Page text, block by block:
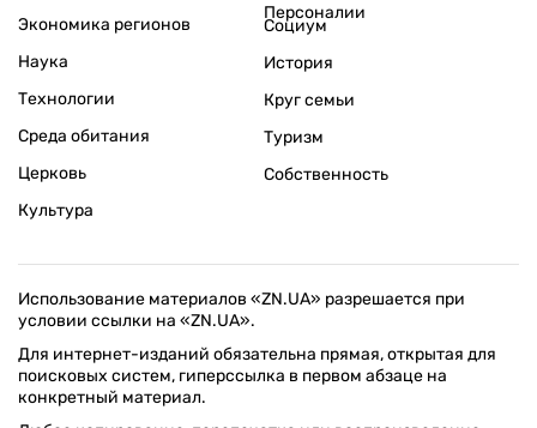
Экономика регионов
Персоналии
Наука
Технологии
Среда обитания
Церковь
Культура
Социум
История
Круг семьи
Туризм
Собственность
Использование материалов «ZN.UA» разрешается при
условии ссылки на «ZN.UA».
Для интернет-изданий обязательна прямая, открытая для
поисковых систем, гиперссылка в первом абзаце на
конкретный материал.